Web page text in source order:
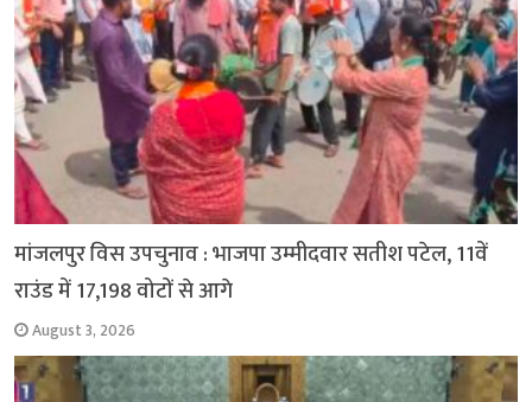
मांजलपुर विस उपचुनाव : भाजपा उम्मीदवार सतीश पटेल, 11वें
राउंड में 17,198 वोटों से आगे
August 3, 2026